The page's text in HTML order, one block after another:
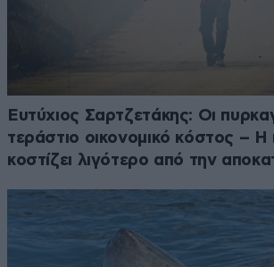
Ευτύχιος Σαρτζετάκης: Οι
τεράστιο οικονομικό κόστος –
κοστίζει λιγότερο από την